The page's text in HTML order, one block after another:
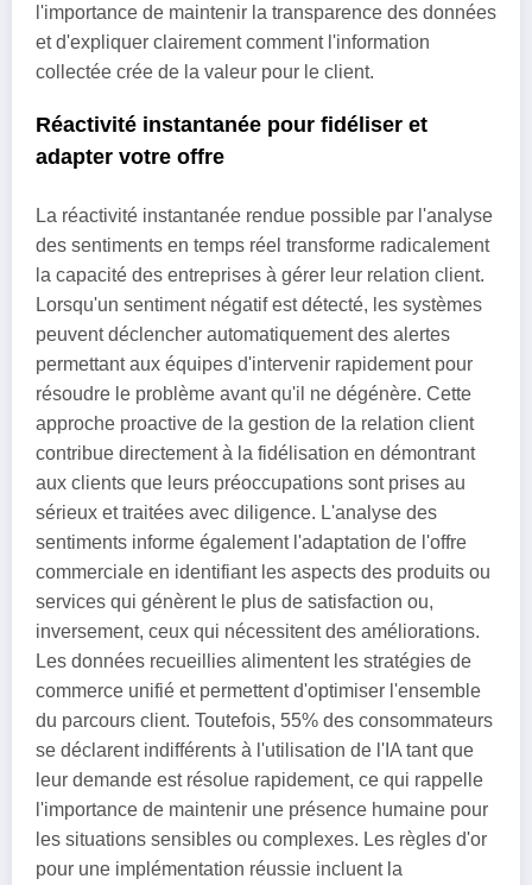
l'importance de maintenir la transparence des données
et d'expliquer clairement comment l'information
collectée crée de la valeur pour le client.
Réactivité instantanée pour fidéliser et
adapter votre offre
La réactivité instantanée rendue possible par l'analyse
des sentiments en temps réel transforme radicalement
la capacité des entreprises à gérer leur relation client.
Lorsqu'un sentiment négatif est détecté, les systèmes
peuvent déclencher automatiquement des alertes
permettant aux équipes d'intervenir rapidement pour
résoudre le problème avant qu'il ne dégénère. Cette
approche proactive de la gestion de la relation client
contribue directement à la fidélisation en démontrant
aux clients que leurs préoccupations sont prises au
sérieux et traitées avec diligence. L'analyse des
sentiments informe également l'adaptation de l'offre
commerciale en identifiant les aspects des produits ou
services qui génèrent le plus de satisfaction ou,
inversement, ceux qui nécessitent des améliorations.
Les données recueillies alimentent les stratégies de
commerce unifié et permettent d'optimiser l'ensemble
du parcours client. Toutefois, 55% des consommateurs
se déclarent indifférents à l'utilisation de l'IA tant que
leur demande est résolue rapidement, ce qui rappelle
l'importance de maintenir une présence humaine pour
les situations sensibles ou complexes. Les règles d'or
pour une implémentation réussie incluent la